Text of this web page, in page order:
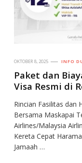
OKTOBER 8, 2025 INFO
Paket dan
Visa Resmi di
Rincian Fasilitas dan
Bersama Maskapai
Airlines/Malaysia
Kereta Cepat
Jamaah …